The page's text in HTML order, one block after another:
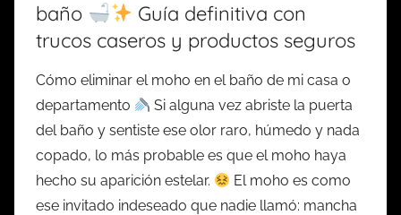
baño
Guía definitiva con
trucos caseros y productos seguros
Cómo eliminar el moho en el baño de mi casa o
departamento
Si alguna vez abriste la puerta
del baño y sentiste ese olor raro, húmedo y nada
copado, lo más probable es que el moho haya
hecho su aparición estelar.
El moho es como
ese invitado indeseado que nadie llamó: mancha